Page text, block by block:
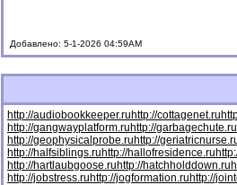
Добавлено: 5-1-2026 04:59AM
http://audiobookkeeper.ruhttp://cottagenet.ru
http://gangwayplatform.ruhttp://garbagechute.ru
http://geophysicalprobe.ruhttp://
http://halfsiblings.ruhttp://hallofresidence.ru
http://hartlaubgoose.ruhttp://hatchholddown.ru
http://jobstress.ruhttp://jogformation.ruhttp://